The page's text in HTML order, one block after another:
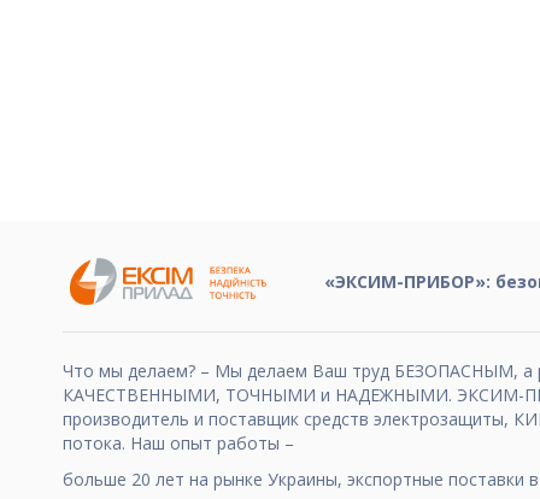
«ЭКСИМ-ПРИБОР»:
Что мы делаем? – Мы делаем Ваш труд БЕЗОПАСНЫМ, а
КАЧЕСТВЕННЫМИ, ТОЧНЫМИ и НАДЕЖНЫМИ. ЭКСИМ-
производитель и поставщик средств электрозащиты,
потока. Наш опыт работы –
больше 20 лет на рынке Украины, экспортные поставки